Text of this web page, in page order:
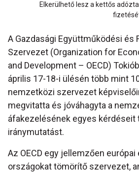
Elkerülhető lesz a kettős
A Gazdasági Együttműködési és
Szervezet (Organization for
and Development – OECD)
április 17-18-i ülésén több mint
nemzetközi szervezet
megvitatta és jóváhagyta a
áfakezelésének egyes kérdéseit
iránymutatást.
Az OECD egy jellemzően
országokat tömörítő szervezet,